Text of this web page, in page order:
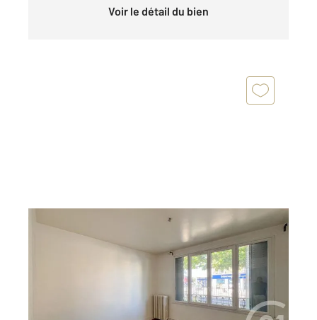
Voir le détail du bien
LE PERREUX SUR MARNE 94
2 , 1 pièce
Appartement F1 à vendre
219 000 €